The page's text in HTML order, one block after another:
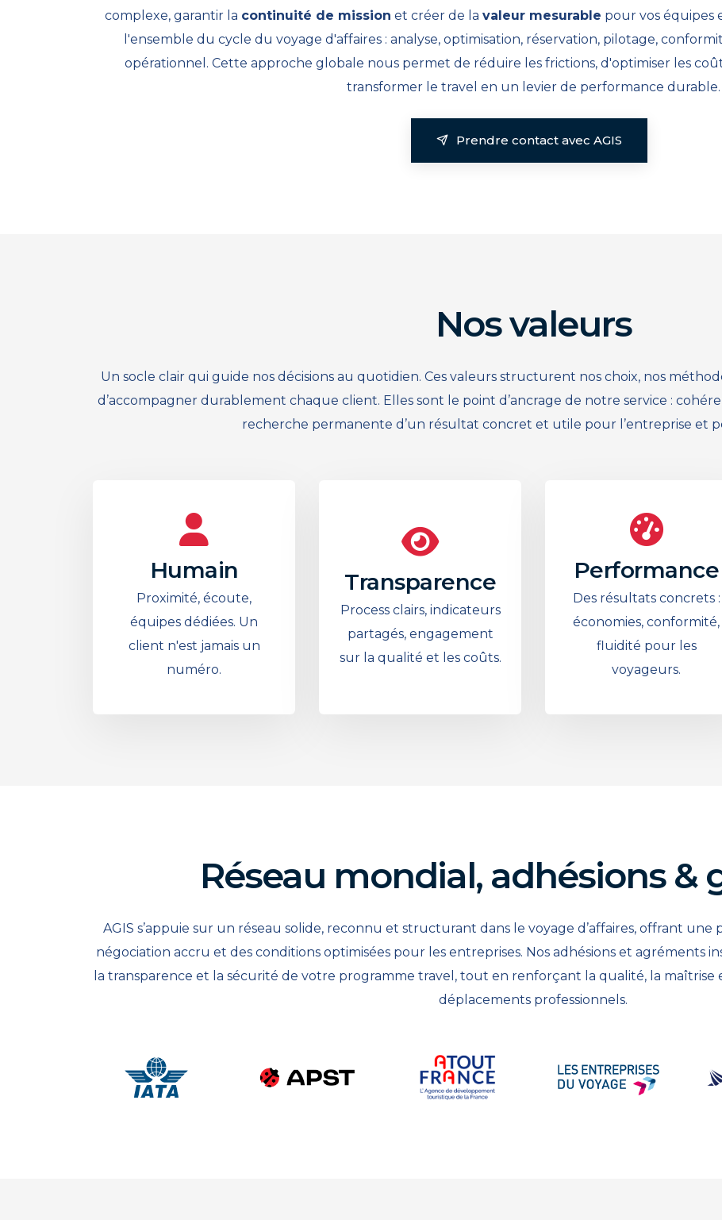
complexe, garantir la continuité de mission et créer de la valeur mesurable pour vos équipes
l'ensemble du cycle du voyage d'affaires : analyse, optimisation, réservation, pilotage,
opérationnel. Cette approche globale nous permet de réduire les frictions, d'optimiser les
transformer le travel en un levier de performance durable.
Prendre contact avec AGIS
Nos valeurs
Un socle clair qui guide nos décisions au quotidien. Ces valeurs structurent nos choix, nos
d’accompagner durablement chaque client. Elles sont le point d’ancrage de notre service :
recherche permanente d’un résultat concret et utile pour l’entreprise et
Humain
Proximité, écoute,
équipes dédiées. Un
client n'est jamais un
numéro.
Transparence
Process clairs, indicateurs
partagés, engagement
sur la qualité et les coûts.
Performance
Des résultats concrets :
économies, conformité,
fluidité pour les
voyageurs.
Réseau mondial, adhésions &
AGIS s’appuie sur un réseau solide, reconnu et structurant dans le voyage d’affaires, offrant
négociation accru et des conditions optimisées pour les entreprises. Nos adhésions et agréments
la transparence et la sécurité de votre programme travel, tout en renforçant la qualité, la
déplacements professionnels.